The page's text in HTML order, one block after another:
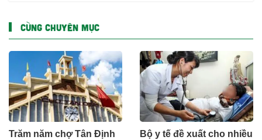
CÙNG CHUYÊN MỤC
Trăm năm chợ Tân Định
Bộ y tế đề xuất cho nhiều